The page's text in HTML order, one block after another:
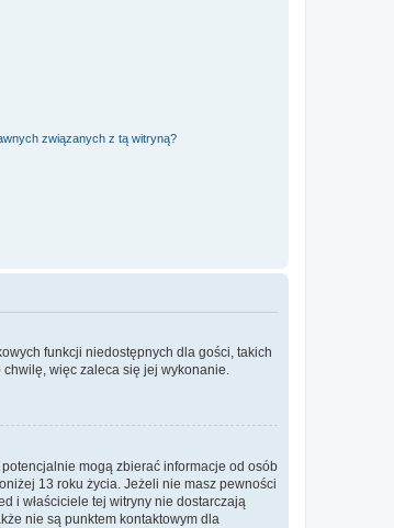
związanych z tą witryną?
funkcji niedostępnych dla gości, takich
więc zaleca się jej wykonanie.
mogą zbierać informacje od osób
13 roku życia. Jeżeli nie masz pewności
i właściciele tej witryny nie dostarczają
nie są punktem kontaktowym dla